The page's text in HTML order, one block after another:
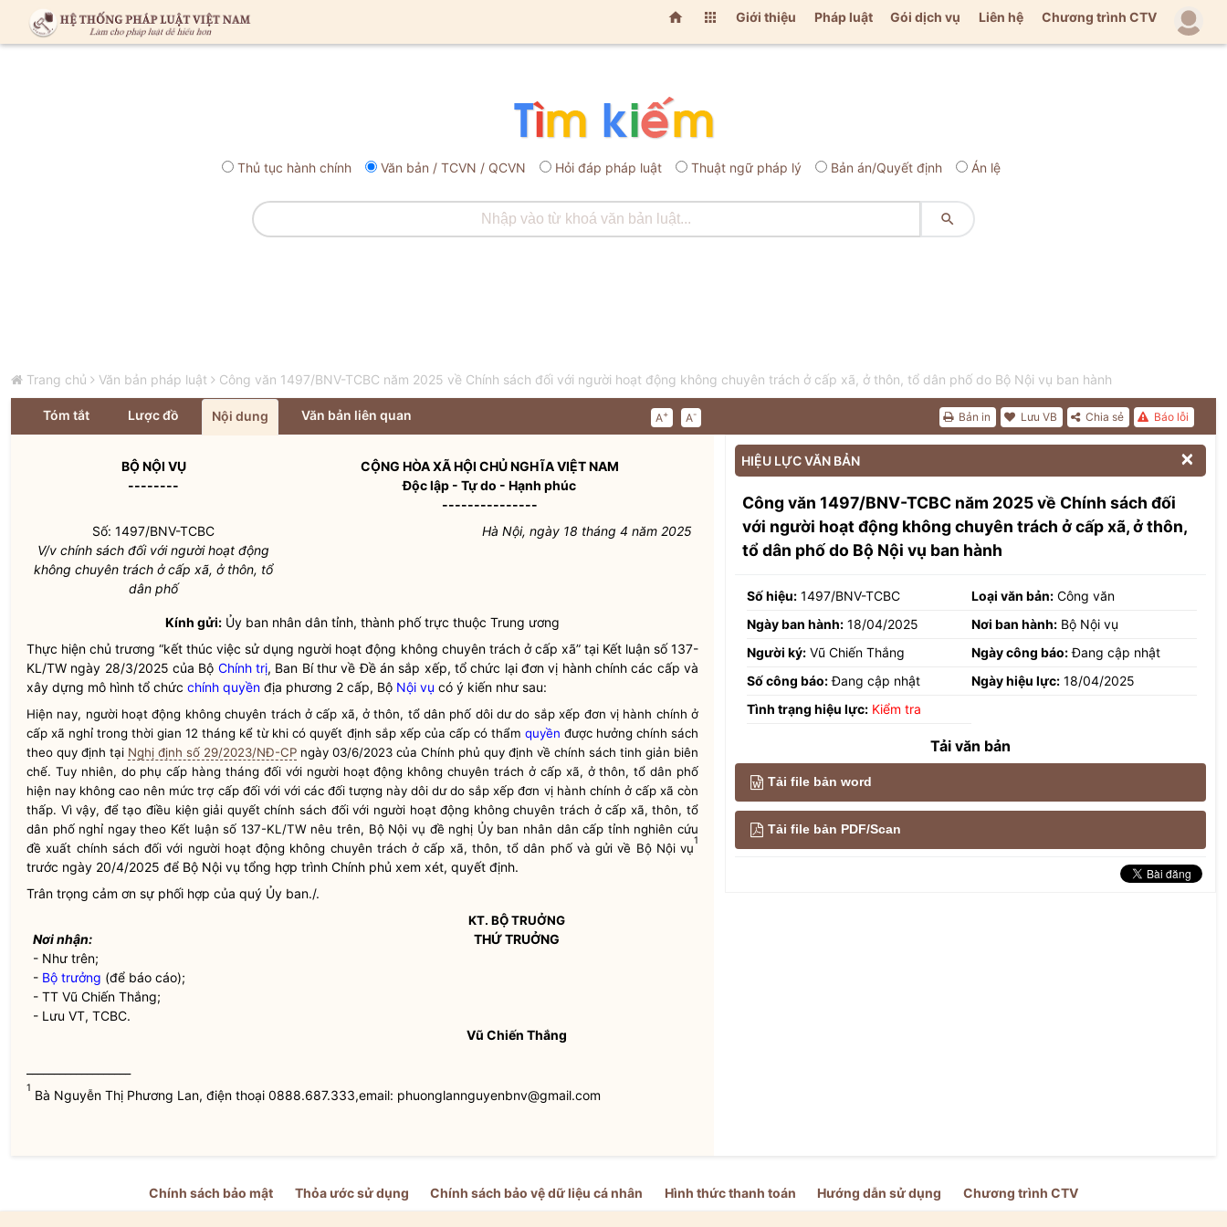
  Giới thiệu Pháp luật Gói dịch vụ Liên hệ Chương trình CTV
Thủ tục hành chính Văn bản / TCVN / QCVN Hỏi đáp pháp luật Thuật ngữ pháp lý Bản án/Quyết định Án lệ

Trang chủ Văn bản pháp luật Công văn 1497/BNV-TCBC năm 2025 về Chính sách đối với người hoạt động không chuyên trách ở cấp xã, ở thôn, tổ dân phố do Bộ Nội vụ ban hành
Tóm tắt Lược đồ Nội dung Văn bản liên quan A+ A- Báo lỗi
Chia sẻ
Lưu VB
Bản in
BỘNỘI VỤ
--------
CỘNG HÒA XÃ HỘI CHỦ NGHĨA VIỆT NAM
Độc lập - Tự do - Hạnh phúc
---------------
Số: 1497/BNV-TCBC
V/v chính sách đối với người hoạt động
không chuyên trách ở cấp xã, ở thôn, tổ
dân phố
Hà Nội, ngày 18 tháng 4 năm 2025
Kính gửi: Ủy ban nhân dân tỉnh, thành phố trực thuộc Trung ương
Thực hiện chủ trương “kết thúc việc sử dụng người hoạt động không chuyên trách ở cấp xã” tại Kết luận số 137-
KL/TW ngày 28/3/2025 của Bộ Chính trị, Ban Bí thư về Đề án sắp xếp, tổ chức lại đơn vị hành chính các cấp và
xây dựng mô hình tổ chức chính quyền địa phương 2 cấp, Bộ Nội vụ có ý kiến như sau:
Hiện nay, người hoạt động không chuyên trách ở cấp xã, ở thôn, tổ dân phố dôi dư do sắp xếp đơn vị hành chính ở
cấp xã nghỉ trong thời gian 12 tháng kể từ khi có quyết định sắp xếp của cấp có thẩm quyền được hưởng chính sách
theo quy định tại Nghị định số 29/2023/NĐ-CP ngày 03/6/2023 của Chính phủ quy định về chính sách tinh giản biên
chế. Tuy nhiên, do phụ cấp hàng tháng đối với người hoạt động không chuyên trách ở cấp xã, ở thôn, tổ dân phố
hiện nay không cao nên mức trợ cấp đối với với các đối tượng này dôi dư do sắp xếp đơn vị hành chính ở cấp xã còn
thấp. Vì vậy, để tạo điều kiện giải quyết chính sách đối với người hoạt động không chuyên trách ở cấp xã, thôn, tổ
dân phố nghỉ ngay theo Kết luận số 137-KL/TW nêu trên, Bộ Nội vụ đề nghị Ủy ban nhân dân cấp tỉnh nghiên cứu
đề xuất chính sách đối với người hoạt động không chuyên trách ở cấp xã, thôn, tổ dân phố và gửi về Bộ Nội vụ
1
trước ngày 20/4/2025 để Bộ Nội vụ tổng hợp trình Chính phủ xem xét, quyết định.
Trân trọng cảm ơn sự phối hợp của quý Ủy ban./.
Nơi nhận:
- Như trên;
- Bộ trưởng (để báo cáo);
- TT Vũ Chiến Thắng;
- Lưu VT, TCBC.
KT. BỘ TRUỞNG
THỨ TRUỞNG
Vũ Chiến Thắng
1 Bà Nguyễn Thị Phương Lan, điện thoại 0888.687.333,email: phuonglannguyenbnv@gmail.com
HIỆU LỰC VĂN BẢN 
Công văn 1497/BNV-TCBC năm 2025 về Chính sách đối
với người hoạt động không chuyên trách ở cấp xã, ở thôn,
tổ dân phố do Bộ Nội vụ ban hành
Số hiệu: 1497/BNV-TCBC Loại văn bản: Công văn
Ngày ban hành: 18/04/2025 Nơi ban hành: Bộ Nội vụ
Người ký: Vũ Chiến Thắng Ngày công báo:Đang cập nhật
Số công báo:Đang cập nhật Ngày hiệu lực: 18/04/2025
Tình trạng hiệu lực: Kiểm tra
Tải văn bản
Tải file bản word
Tải file bản PDF/Scan
Chính sách bảo mật Thỏa ước sử dụng Chính sách bảo vệ dữ liệu cá nhân Hình thức thanh toán Hướng dẫn sử dụng Chương trình CTV